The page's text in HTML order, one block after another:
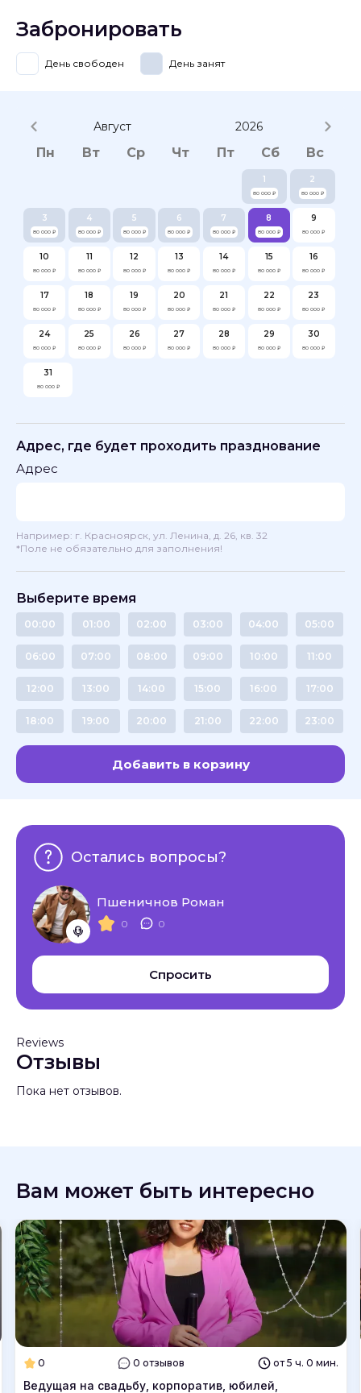
Забронировать
День свободен День занят
Август 2026
Пн Вт Ср Чт Пт Сб Вс
1
80 000 ₽
2
80 000 ₽
3
80 000 ₽
4
80 000 ₽
5
80 000 ₽
6
80 000 ₽
7
80 000 ₽
8
80 000 ₽
9
80 000 ₽
10
80 000 ₽
11
80 000 ₽
12
80 000 ₽
13
80 000 ₽
14
80 000 ₽
15
80 000 ₽
16
80 000 ₽
17
80 000 ₽
18
80 000 ₽
19
80 000 ₽
20
80 000 ₽
21
80 000 ₽
22
80 000 ₽
23
80 000 ₽
24
80 000 ₽
25
80 000 ₽
26
80 000 ₽
27
80 000 ₽
28
80 000 ₽
29
80 000 ₽
30
80 000 ₽
31
80 000 ₽
Адрес, где будет проходить празднование
Адрес
Например: г. Красноярск, ул. Ленина, д. 26, кв. 32
*Поле не обязательно для заполнения!
Выберите время
00:00 01:00 02:00 03:00 04:00 05:00
06:00 07:00 08:00 09:00 10:00 11:00
12:00 13:00 14:00 15:00 16:00 17:00
18:00 19:00 20:00 21:00 22:00 23:00
Добавить в корзину
Остались вопросы?
Пшеничнов Роман
0 0
Спросить
Reviews
Отзывы
Пока нет отзывов.
Вам может быть интересно
0 0 отзывов от 5 ч. 0 мин.
Ведущая на свадьбу, корпоратив, юбилей,